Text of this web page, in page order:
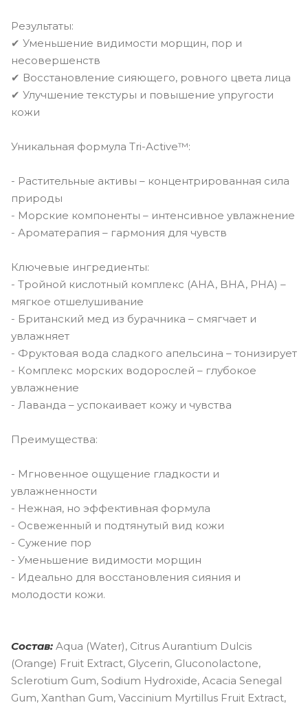
Результаты:
✔ Уменьшение видимости морщин, пор и
несовершенств
✔ Восстановление сияющего, ровного цвета лица
✔ Улучшение текстуры и повышение упругости
кожи
Уникальная формула Tri-Active™:
- Растительные активы – концентрированная сила
природы
- Морские компоненты – интенсивное увлажнение
- Ароматерапия – гармония для чувств
Ключевые ингредиенты:
- Тройной кислотный комплекс (AHA, BHA, PHA) –
мягкое отшелушивание
- Британский мед из бурачника – смягчает и
увлажняет
- Фруктовая вода сладкого апельсина – тонизирует
- Комплекс морских водорослей – глубокое
увлажнение
- Лаванда – успокаивает кожу и чувства
Преимущества:
- Мгновенное ощущение гладкости и
увлажненности
- Нежная, но эффективная формула
- Освеженный и подтянутый вид кожи
- Сужение пор
- Уменьшение видимости морщин
- Идеально для восстановления сияния и
молодости кожи.
Состав: Aqua (Water), Citrus Aurantium Dulcis
(Orange) Fruit Extract, Glycerin, Gluconolactone,
Sclerotium Gum, Sodium Hydroxide, Acacia Senegal
Gum, Xanthan Gum, Vaccinium Myrtillus Fruit Extract,